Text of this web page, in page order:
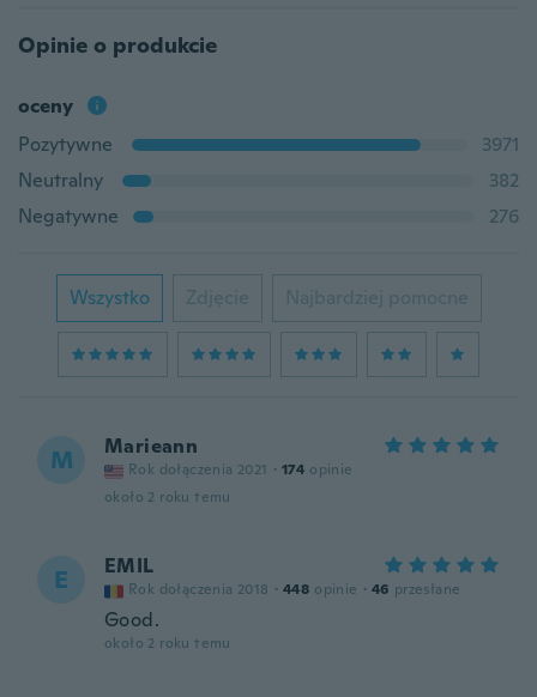
Opinie o produkcie
oceny
Pozytywne
3971
Neutralny
382
Negatywne
276
Wszystko Zdjęcie Najbardziej pomocne
M Marieann
Rok dołączenia 2021 · 174 opinie
około 2 roku temu
E EMIL
Rok dołączenia 2018 · 448 opinie · 46 przesłane
Good.
około 2 roku temu